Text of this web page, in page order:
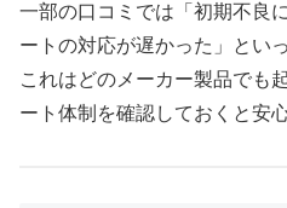
一部の口コミでは「初期不良
ートの対応が遅かった」とい
これはどのメーカー製品でも
ート体制を確認しておくと安心